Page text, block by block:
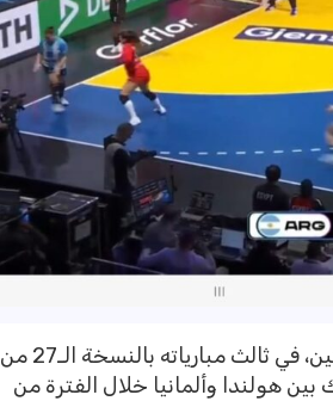
خسر منتخب مصر للسيدات لكرة اليد، أمام منتخب الأرجنتين، في ثالث مبارياته بالنسخة الـ27 من
هولندا وألمانيا خلال الفترة من